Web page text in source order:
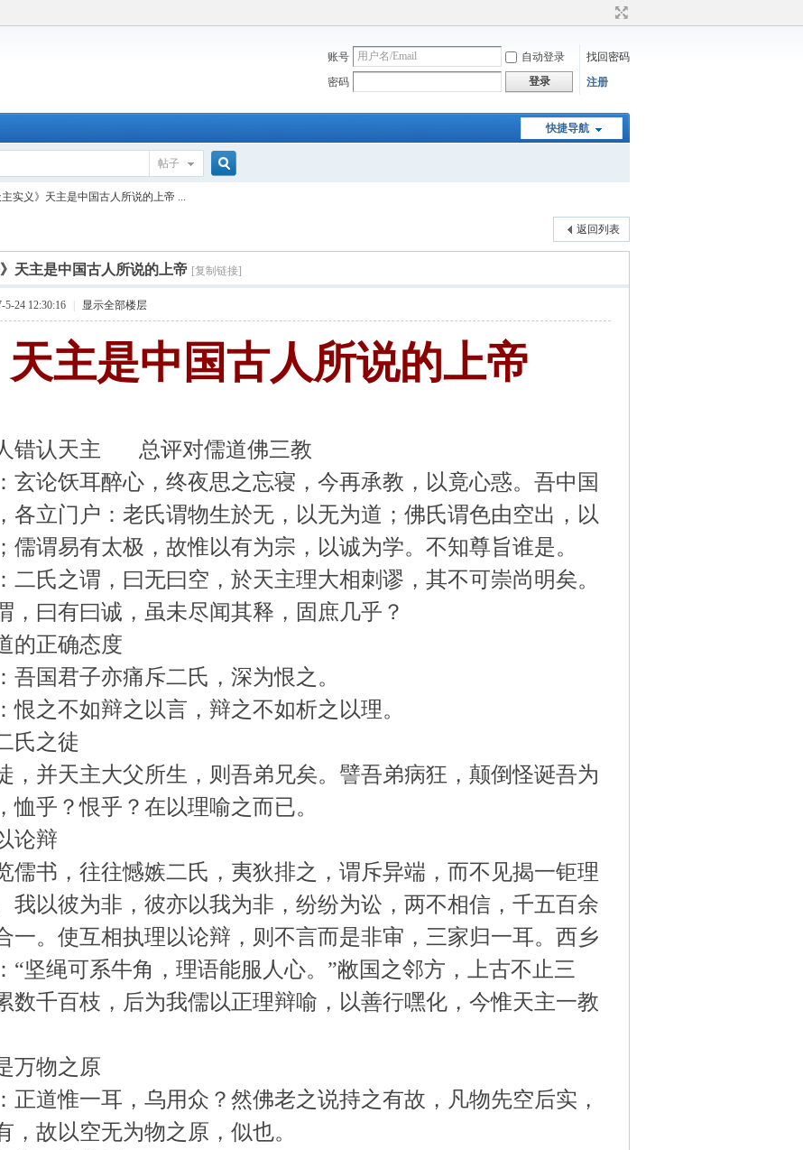
账号 自动登录
找回密码
密码
登录 注册
快捷导航
帖子
索
主实义》天主是中国古人所说的上帝 ...
返回列表
》天主是中国古人所说的上帝 [复制链接]
5-24 12:30:16 显示全部楼层
天主是中国古人所说的上帝
错认天主 总评对儒道佛三教
玄论饫耳醉心，终夜思之忘寝，今再承教，以竟心惑。吾中国
各立门户：老氏谓物生於无，以无为道；佛氏谓色由空出，以
儒谓易有太极，故惟以有为宗，以诚为学。不知尊旨谁是。
二氏之谓，曰无曰空，於天主理大相刺谬，其不可崇尚明矣。
，曰有曰诚，虽未尽闻其释，固庶几乎？
的正确态度
吾国君子亦痛斥二氏，深为恨之。
恨之不如辩之以言，辩之不如析之以理。
氏之徒
，并天主大父所生，则吾弟兄矣。譬吾弟病狂，颠倒怪诞吾为
恤乎？恨乎？在以理喻之而已。
论辩
儒书，往往憾嫉二氏，夷狄排之，谓斥异端，而不见揭一钜理
我以彼为非，彼亦以我为非，纷纷为讼，两不相信，千五百余
一。使互相执理以论辩，则不言而是非审，三家归一耳。西乡
“坚绳可系牛角，理语能服人心。”敝国之邻方，上古不止三
数千百枝，后为我儒以正理辩喻，以善行嘿化，今惟天主一教
万物之原
正道惟一耳，乌用众？然佛老之说持之有故，凡物先空后实，
，故以空无为物之原，似也。